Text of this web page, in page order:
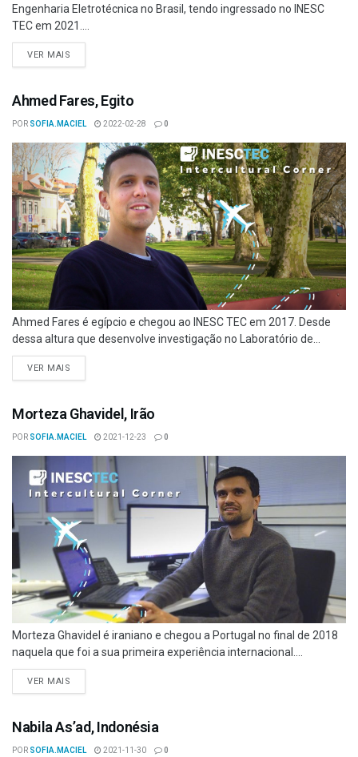
Engenharia Eletrotécnica no Brasil, tendo ingressado no INESC
TEC em 2021....
VER MAIS
Ahmed Fares, Egito
POR SOFIA.MACIEL 2022-02-28 0
Ahmed Fares é egípcio e chegou ao INESC TEC em 2017. Desde
dessa altura que desenvolve investigação no Laboratório de...
VER MAIS
Morteza Ghavidel, Irão
POR SOFIA.MACIEL 2021-12-23 0
Morteza Ghavidel é iraniano e chegou a Portugal no final de 2018
naquela que foi a sua primeira experiência internacional....
VER MAIS
Nabila As’ad, Indonésia
POR SOFIA.MACIEL 2021-11-30 0